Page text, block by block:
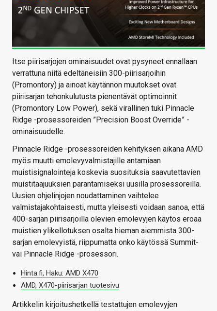
Itse piirisarjojen ominaisuudet ovat pysyneet ennallaan
verrattuna niitä edeltäneisiin 300-piirisarjoihin
(Promontory) ja ainoat käytännön muutokset ovat
piirisarjan tehonkulutusta pienentävät optimoinnit
(Promontory Low Power), sekä virallinen tuki Pinnacle
Ridge -prosessoreiden ”Precision Boost Override” -
ominaisuudelle.
Pinnacle Ridge -prosessoreiden kehityksen aikana AMD
myös muutti emolevyvalmistajille antamiaan
muistisignalointeja koskevia suosituksia saavutettavien
muistitaajuuksien parantamiseksi uusilla prosessoreilla.
Uusien ohjelinjojen noudattaminen vaihtelee
valmistajakohtaisesti, mutta yleisesti voidaan sanoa, että
400-sarjan piirisarjoilla olevien emolevyjen käytös eroaa
muistien ylikellotuksen osalta hieman aiemmista 300-
sarjan emolevyistä, riippumatta onko käytössä Summit-
vai Pinnacle Ridge -prosessori.
Hinta.fi, Haku: AMD X470
AMD, X470-piirisarjan tuotesivu
Artikkelin kirjoitushetkellä testattujen emolevyjen